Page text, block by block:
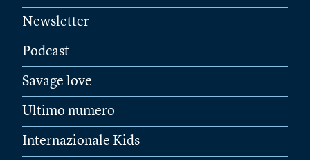
Newsletter
Podcast
Savage love
Ultimo numero
Internazionale Kids